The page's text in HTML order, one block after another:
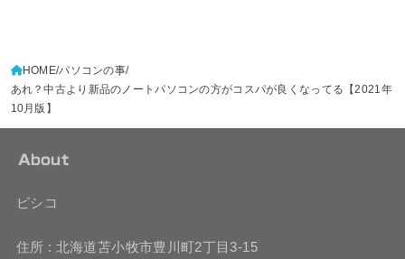
HOME パソコンの事
あれ？中古より新品のノートパソコンの方がコスパが良くなってる【2021年
10月版】
About
ピシコ
住所 : 北海道苫小牧市豊川町2丁目3-15